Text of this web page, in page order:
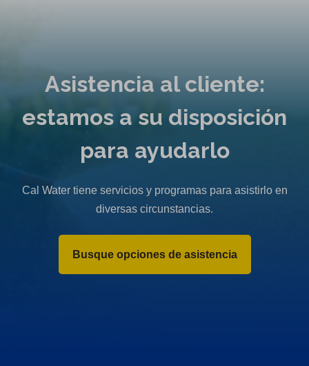
Asistencia al cliente:
estamos a su disposición
para ayudarlo
Cal Water tiene servicios y programas para asistirlo en
diversas circunstancias.
Busque opciones de asistencia